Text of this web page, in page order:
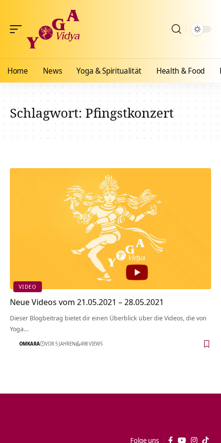
Home News Yoga & Spiritualität Health & Food
Schlagwort:Pfingstkonzert
VIDEO
Neue Videos vom 21.05.2021 – 28.05.2021
Dieser Blogbeitrag bietet dir einen Überblick über die Videos, die von
Yoga…
OMKARA VOR 5 JAHREN 498 VIEWS
Folge uns